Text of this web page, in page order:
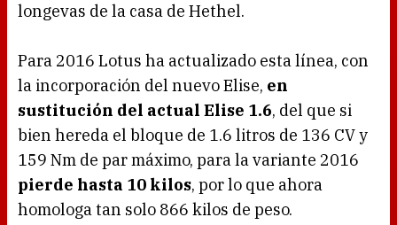
longevas de la casa de Hethel.
Para 2016 Lotus ha actualizado esta línea, con
la incorporación del nuevo Elise, en
sustitución del actual Elise 1.6, del que si
bien hereda el bloque de 1.6 litros de 136 CV y
159 Nm de par máximo, para la variante 2016
pierde hasta 10 kilos, por lo que ahora
homologa tan solo 866 kilos de peso.